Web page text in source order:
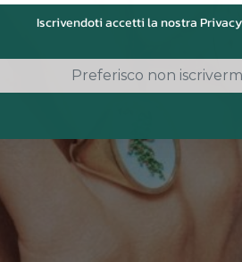
Iscrivendoti accetti la nostra
Preferisco non